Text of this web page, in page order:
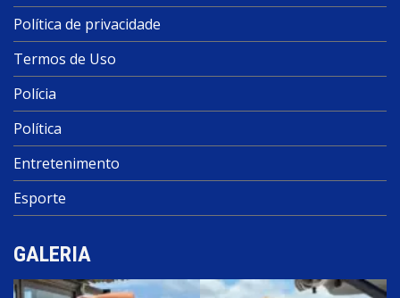
Política de privacidade
Termos de Uso
Polícia
Política
Entretenimento
Esporte
GALERIA